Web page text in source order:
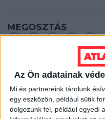
Az Ön adatainak
Mi és partnereink tárolunk
egy eszközön, például sütik
dolgozunk fel, például egyedi
MEGOSZTÁS
A vendégblogokon
álláspontjait tükrözik,
szerkesztői kontrollt